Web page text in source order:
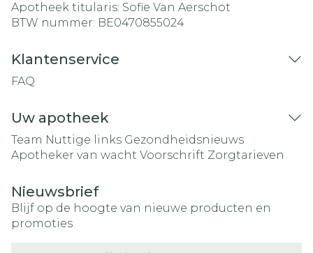
Apotheek titularis: Sofie Van Aerschot
BTW nummer: BE0470855024
Klantenservice
FAQ
Uw apotheek
Team Nuttige links Gezondheidsnieuws
Apotheker van wacht Voorschrift Zorgtarieven
Nieuwsbrief
Blijf op de hoogte van nieuwe producten en
promoties